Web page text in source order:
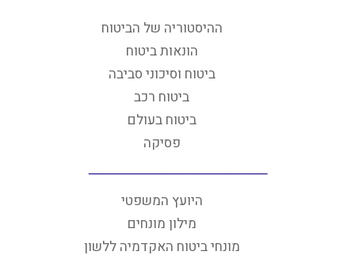
ההיסטוריה של הביטוח
הונאות ביטוח
ביטוח וסיכוני סביבה
ביטוח רכב
ביטוח בעולם
פסיקה
היועץ המשפטי
מילון מונחים
מונחי ביטוח האקדמיה ללשון